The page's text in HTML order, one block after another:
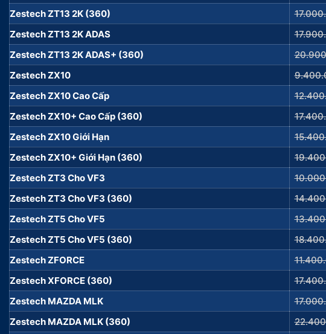
Zestech ZT13 2K (360)
Zestech ZT13 2K ADAS
Zestech ZT13 2K ADAS+ (360)
Zestech ZX10
Zestech ZX10 Cao Cấp
Zestech ZX10+ Cao Cấp (360)
Zestech ZX10 Giới Hạn
Zestech ZX10+ Giới Hạn (360)
Zestech ZT3 Cho VF3
Zestech ZT3 Cho VF3 (360)
Zestech ZT5 Cho VF5
Zestech ZT5 Cho VF5 (360)
Zestech ZFORCE
Zestech XFORCE (360)
Zestech MAZDA MLK
Zestech MAZDA MLK (360)